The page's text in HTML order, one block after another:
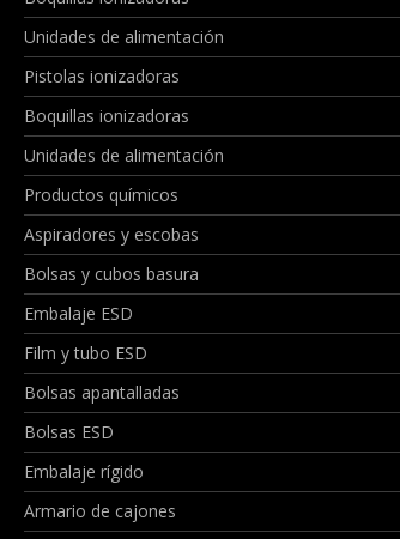
Unidades de alimentación
Pistolas ionizadoras
Boquillas ionizadoras
Unidades de alimentación
Productos químicos
Aspiradores y escobas
Bolsas y cubos basura
Embalaje ESD
Film y tubo ESD
Bolsas apantalladas
Bolsas ESD
Embalaje rígido
Armario de cajones